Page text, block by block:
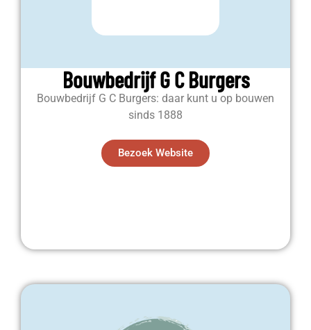
Bouwbedrijf G C Burgers
Bouwbedrijf G C Burgers: daar kunt u op bouwen
sinds 1888
Bezoek Website